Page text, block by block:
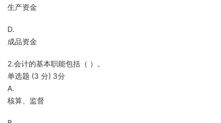
生产资金
D.
成品资金
2.会计的基本职能包括（ ）。
单选题 (3 分) 3分
A.
核算、监督